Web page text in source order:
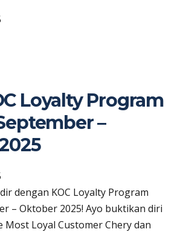
Loyalty Program
–
dengan KOC Loyalty Program
– Oktober 2025! Ayo buktikan diri
Most Loyal Customer Chery dan